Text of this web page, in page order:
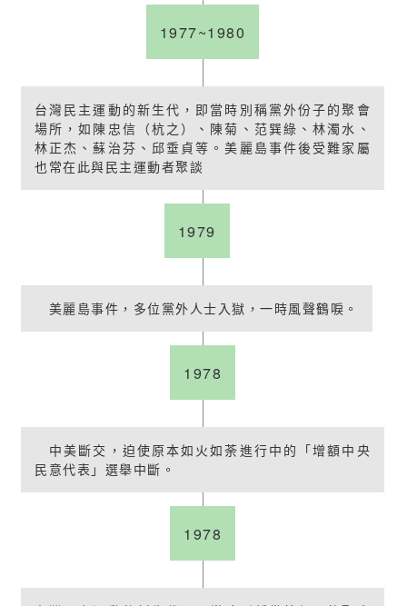
1977~1980
台灣民主運動的新生代，即當時別稱黨外份子的聚會
場所，如陳忠信（杭之）、陳菊、范巽綠、林濁水、
林正杰、蘇治芬、邱垂貞等。美麗島事件後受難家屬
也常在此與民主運動者聚談
1979
美麗島事件，多位黨外人士入獄，一時風聲鶴唳。
1978
中美斷交，迫使原本如火如荼進行中的「增額中央
民意代表」選舉中斷。
1978